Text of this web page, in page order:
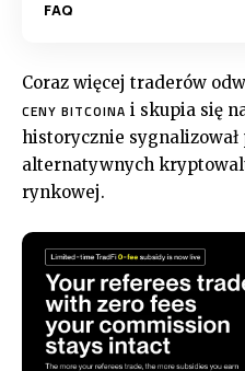
FAQ
Coraz więcej traderów
CENY BITCOINA i skupia się
historycznie sygnalizował
alternatywnych
rynkowej.